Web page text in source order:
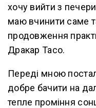
хочу вийти з
маю вчинити саме
продовження
Дракар Тасо.
Переді мною
добре бачити на
тепле проміння